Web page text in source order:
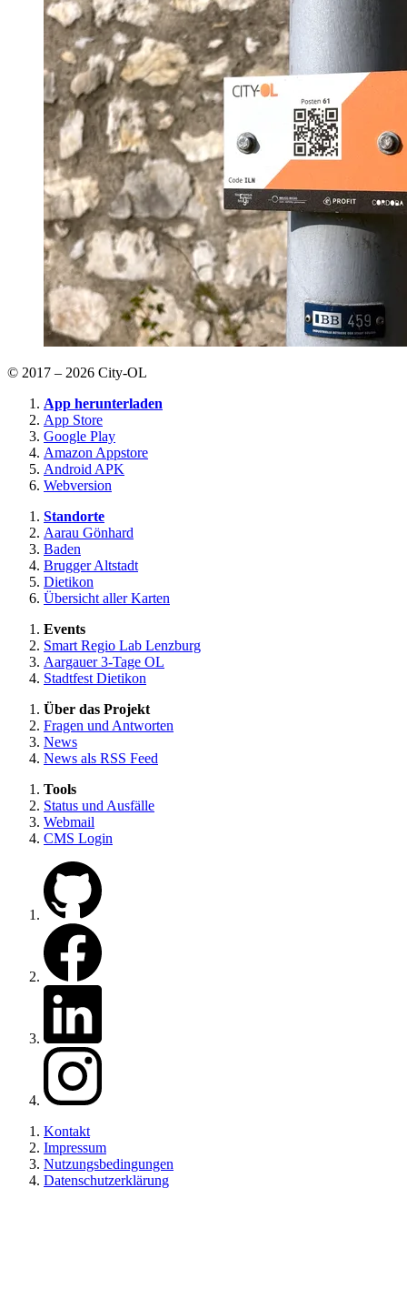
© 2017 – 2026 City-OL
App herunterladen
App Store
Google Play
Amazon Appstore
Android APK
Webversion
Standorte
Aarau Gönhard
Baden
Brugger Altstadt
Dietikon
Übersicht aller Karten
Events
Smart Regio Lab Lenzburg
Aargauer 3-Tage OL
Stadtfest Dietikon
Über das Projekt
Fragen und Antworten
News
News als RSS Feed
Tools
Status und Ausfälle
Webmail
CMS Login
Zu unserem GitHub
Zu unserer Facebook Seite
Zu unserem LinkedIn
Zu unserem Instagram
Kontakt
Impressum
Nutzungsbedingungen
Datenschutzerklärung